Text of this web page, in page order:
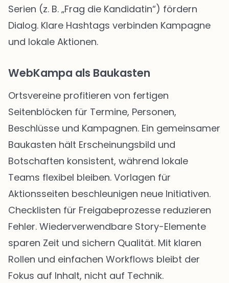
Serien (z. B. „Frag die Kandidatin“) fördern
Dialog. Klare Hashtags verbinden Kampagne
und lokale Aktionen.
WebKampa als Baukasten
Ortsvereine profitieren von fertigen
Seitenblöcken für Termine, Personen,
Beschlüsse und Kampagnen. Ein gemeinsamer
Baukasten hält Erscheinungsbild und
Botschaften konsistent, während lokale
Teams flexibel bleiben. Vorlagen für
Aktionsseiten beschleunigen neue Initiativen.
Checklisten für Freigabeprozesse reduzieren
Fehler. Wiederverwendbare Story-Elemente
sparen Zeit und sichern Qualität. Mit klaren
Rollen und einfachen Workflows bleibt der
Fokus auf Inhalt, nicht auf Technik.